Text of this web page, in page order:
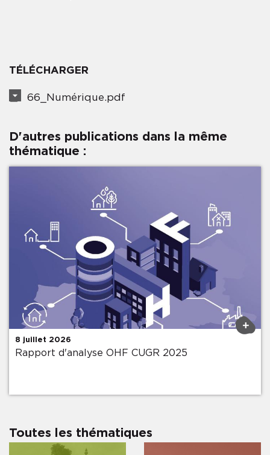
TÉLÉCHARGER
66_Numérique.pdf
D'autres publications dans la même
thématique :
Précédent
+
8 juillet 2026
Rapport d'analyse OHF CUGR 2025
Toutes les thématiques
NOTRE NEWSLETTER
Pour ne rien manquer des informations
de l'Audrr
Votre adresse email
Soumettre